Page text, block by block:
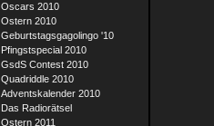
Oscars 2010
Ostern 2010
Geburtstagsgagolingo '10
Pfingstspecial 2010
GsdS Contest 2010
Quadriddle 2010
Adventskalender 2010
Das Radiorätsel
Ostern 2011